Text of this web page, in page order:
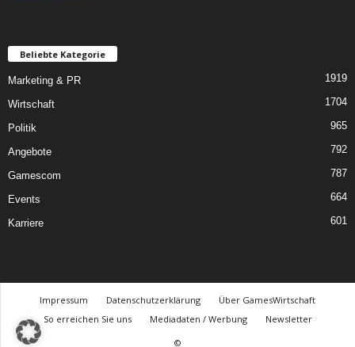
Beliebte Kategorie
Marketing & PR 1919
Wirtschaft 1704
Politik 965
Angebote 792
Gamescom 787
Events 664
Karriere 601
Impressum Datenschutzerklärung
Über GamesWirtschaft
So erreichen Sie uns
Mediadaten / Werbung
Newsletter
©